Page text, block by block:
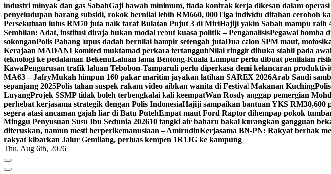
industri minyak dan gas SabahGaji bawah minimum, tiada kontrak kerja dikesan dalam
penyeludupan barang subsidi, rokok bernilai lebih RM660, 000Tiga individu ditahan ceroboh
Persekutuan lulus RM70 juta naik taraf Bulatan Pujut 3 di MiriHajiji yakin Sabah mampu raih
Sembilan: Adat, institusi diraja bukan modal rebut kuasa politik – PenganalisisPegawai bomba
sokonganPolis Pahang lupus dadah bernilai hampir setengah jutaDua calon SPM maut,
Kerajaan MADANI komited muktamad perkara tertangguhNilai ringgit dibuka stabil pada
teknologi ke pedalaman BekenuLaluan lama Bentong-Kuala Lumpur perlu dibuat penilaian
KawaPengurusan trafik laluan Tebobon-Tamparuli perlu diperkasa demi kelancaran
MA63 – JafryMukah himpun 160 pakar maritim jayakan latihan SAREX 2026Arab Saudi
sepanjang 2025Polis tahan suspek rakam video aibkan wanita di Festival Makanan Kuching
LuyangProjek SSMP tidak boleh terbengkalai kali keempatWan Rosdy anggap pemergian
perhebat kerjasama strategik dengan Polis IndonesiaHajiji sampaikan bantuan YKS RM30,600
segera atasi ancaman gajah liar di Batu PutehEmpat maut Ford Raptor dihempap pokok
Minggu Penyusuan Susu Ibu Sedunia 202610 tangki air baharu bakal kurangkan gangguan
diteruskan, namun mesti berperikemanusiaan – AmirudinKerjasama BN-PN: Rakyat berhak
rakyat kibarkan Jalur Gemilang, perluas kempen 1R1JG ke kampung
Thu. Aug 6th, 2026